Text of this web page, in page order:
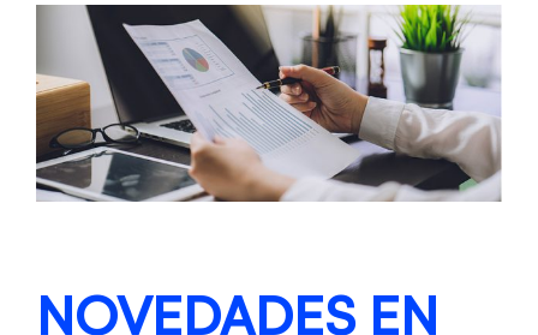
Ver
imagen
grande
NOVEDADES EN